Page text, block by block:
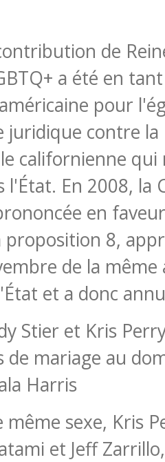
de
a été en
pour
juridique contre
californienne
l'État. En 2008, la
en
proposition 8,
de la même
et a donc
Stier et Kris
mariage au
Harris
même sexe, Kris
et Jeff